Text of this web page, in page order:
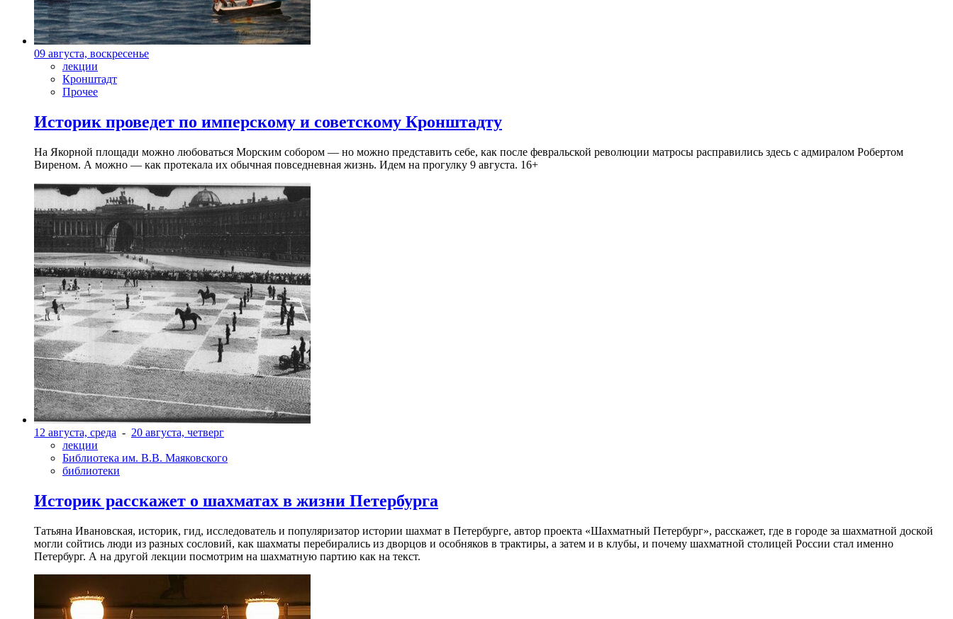
09 августа, воскресенье
лекции
Кронштадт
Прочее
Историк проведет по имперскому и советскому Кронштадту
На Якорной площади можно любоваться Морским собором — но можно представить себе, как после февральской революции матросы расправились здесь с адмиралом Робертом
Виреном. А можно — как протекала их обычная повседневная жизнь. Идем на прогулку 9 августа. 16+
12 августа, среда - 20 августа, четверг
лекции
Библиотека им. В.В. Маяковского
библиотеки
Историк расскажет о шахматах в жизни Петербурга
Татьяна Ивановская, историк, гид, исследователь и популяризатор истории шахмат в Петербурге, автор проекта «Шахматный Петербург», расскажет, где в городе за шахматной доской
могли сойтись люди из разных сословий, как шахматы перебирались из дворцов и особняков в трактиры, а затем и в клубы, и почему шахматной столицей России стал именно
Петербург. А на другой лекции посмотрим на шахматную партию как на текст.